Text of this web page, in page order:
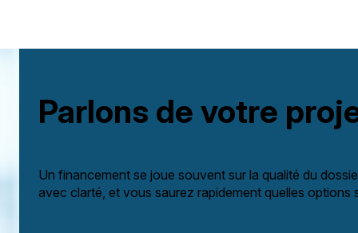
Parlons de votre
Un financement se joue souvent sur la qualité du
avec clarté, et vous saurez rapidement quelles options